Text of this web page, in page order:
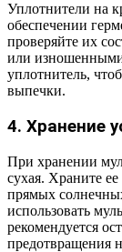
Уплотнители на
обеспечении
проверяйте их
или
уплотнитель,
выпечки.
4. Хранение
При хранении
сухая. Храните
прямых
использовать
рекомендуется
предотвращения